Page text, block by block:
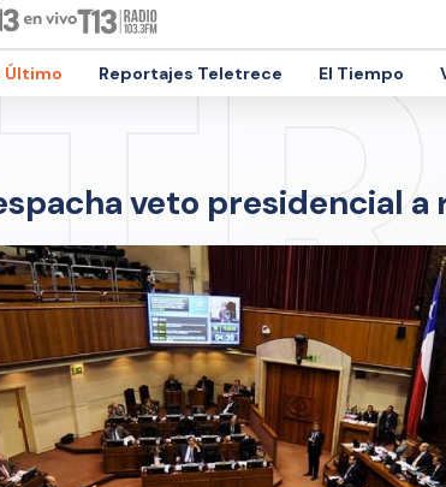
Último Reportajes Teletrece El Tiempo
veto presidencial